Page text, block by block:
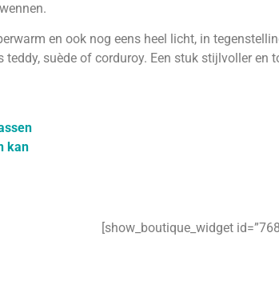
en ook nog eens heel licht, in
suède of corduroy. Een stuk stijlvoller en
kan
[show_boutique_widget